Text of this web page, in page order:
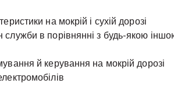
на мокрій і сухій дорозі
служби в порівнянні з будь-якою
й керування на мокрій дорозі